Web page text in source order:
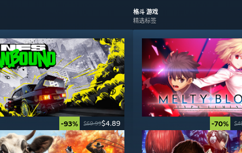
-93% $69.99$4.89
格斗 游戏
精选标签
-70%